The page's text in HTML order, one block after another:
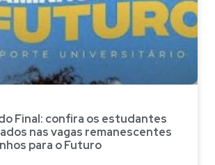
Final: confira os estudantes
nas vagas remanescentes
para o Futuro